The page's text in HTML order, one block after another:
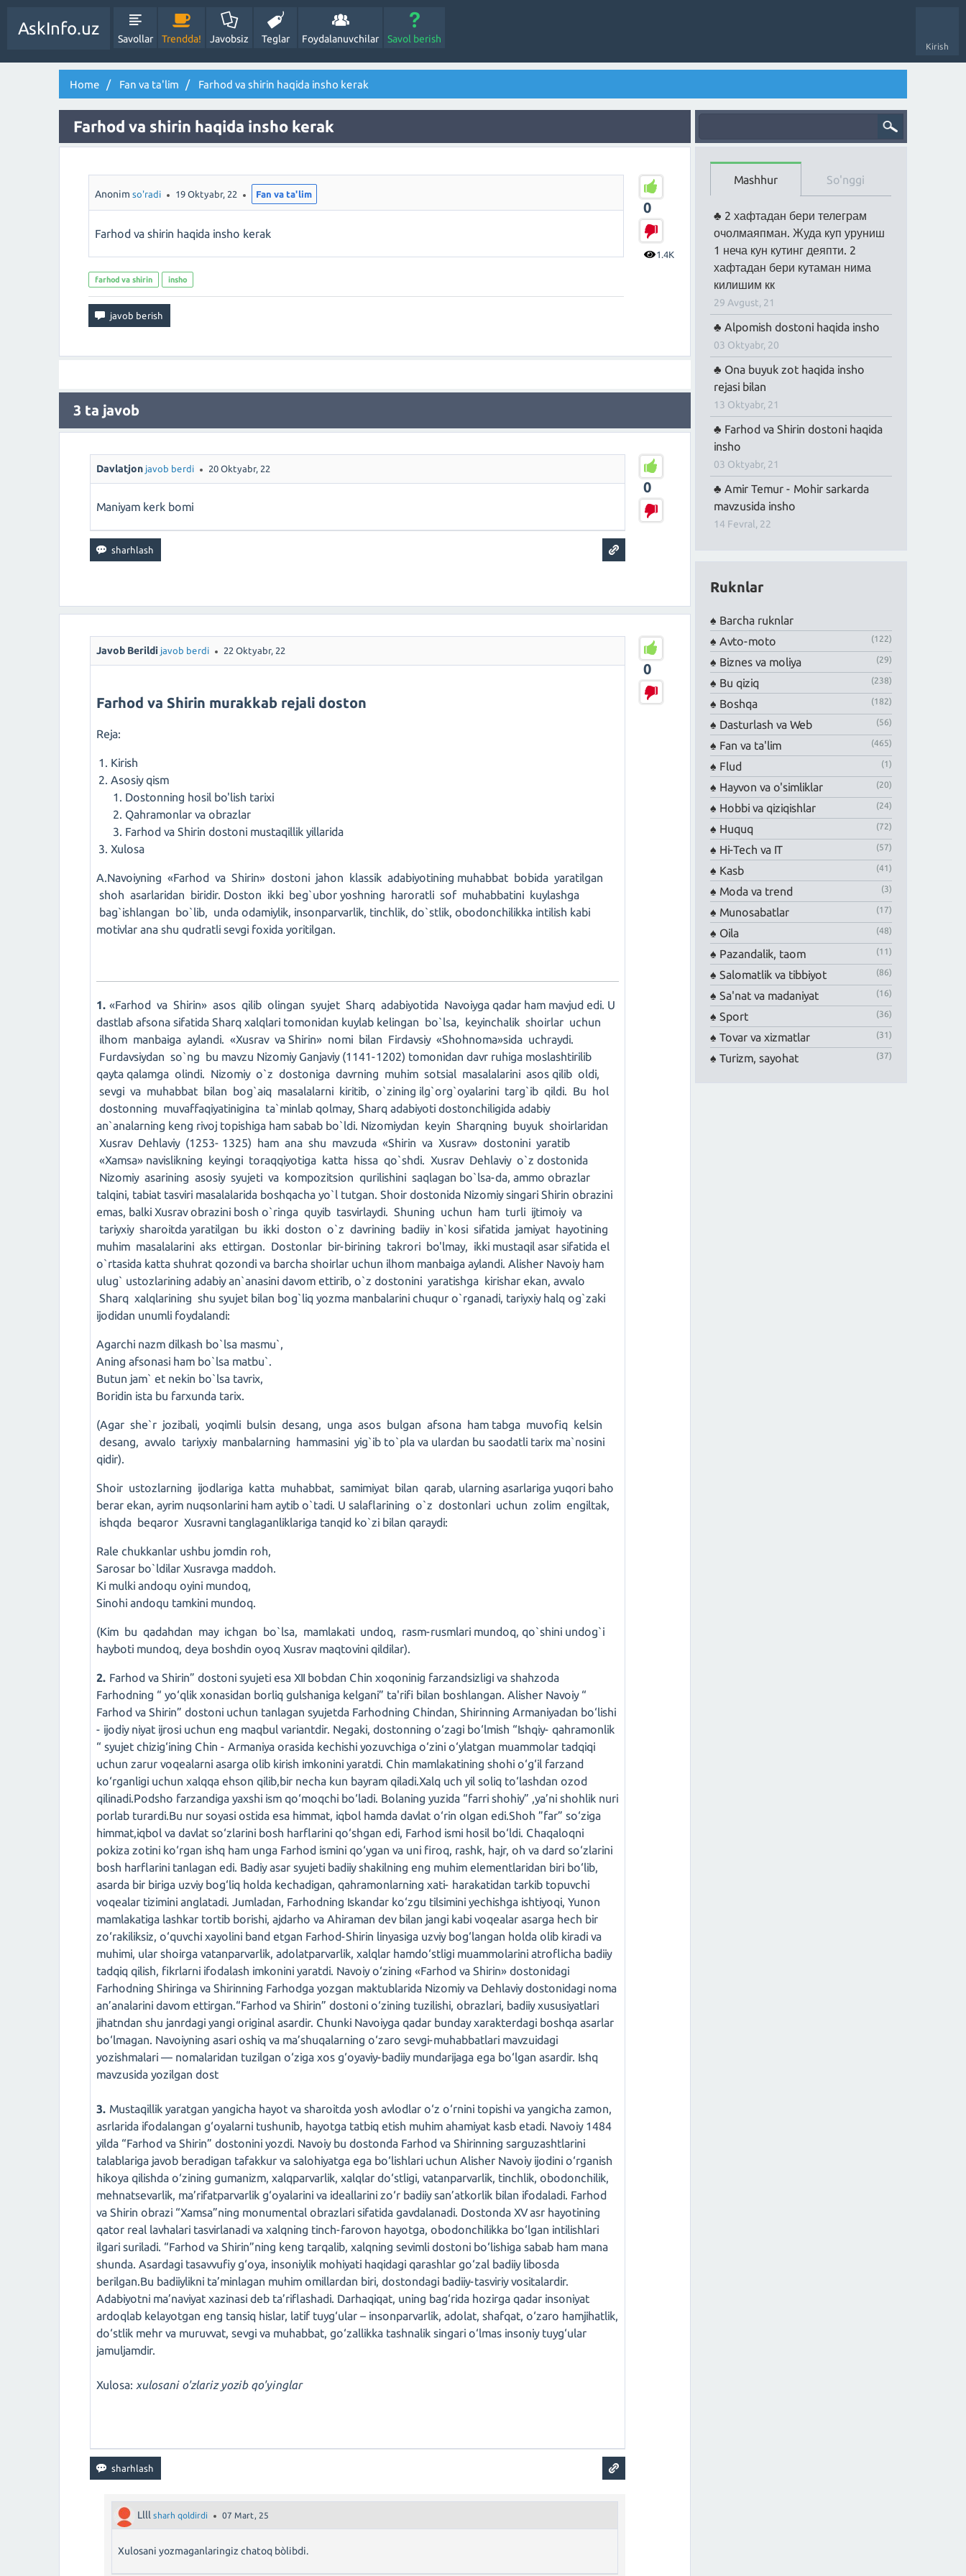
Kirish
AskInfo.uz
Savollar Trendda! Javobsiz Teglar Foydalanuvchilar Savol berish
Home Fan va ta'lim Farhod va shirin haqida insho kerak
Farhod va shirin haqida insho kerak
0
1.4K
Anonim so'radi 19 Oktyabr, 22 Fan va ta'lim
Farhod va shirin haqida insho kerak
farhod va shirin insho
3 ta javob
0
Davlatjon javob berdi 20 Oktyabr, 22
Maniyam kerk bomi
0
Javob Berildi javob berdi 22 Oktyabr, 22
Farhod va Shirin murakkab rejali doston
Reja:
Kirish
Asosiy qism
Dostonning hosil bo'lish tarixi
Qahramonlar va obrazlar
Farhod va Shirin dostoni mustaqillik yillarida
Xulosa
A.Navoiyning «Farhod va Shirin» dostoni jahon klassik adabiyotining muhabbat bobida yaratilgan
shoh asarlaridan biridir. Doston ikki beg`ubor yoshning haroratli sof muhabbatini kuylashga
bag`ishlangan bo`lib, unda odamiylik, insonparvarlik, tinchlik, do`stlik, obodonchilikka intilish kabi
motivlar ana shu qudratli sevgi foxida yoritilgan.
1.«Farhod va Shirin» asos qilib olingan syujet Sharq adabiyotida Navoiyga qadar ham mavjud edi. U
dastlab afsona sifatida Sharq xalqlari tomonidan kuylab kelingan bo`lsa, keyinchalik shoirlar uchun
ilhom manbaiga aylandi. «Xusrav va Shirin» nomi bilan Firdavsiy «Shohnoma»sida uchraydi.
Furdavsiydan so`ng bu mavzu Nizomiy Ganjaviy (1141-1202) tomonidan davr ruhiga moslashtirilib
qayta qalamga olindi. Nizomiy o`z dostoniga davrning muhim sotsial masalalarini asos qilib oldi,
sevgi va muhabbat bilan bog`aiq masalalarni kiritib, o`zining ilg`org`oyalarini targ`ib qildi. Bu hol
dostonning muvaffaqiyatinigina ta`minlab qolmay, Sharq adabiyoti dostonchiligida adabiy
an`analarning keng rivoj topishiga ham sabab bo`ldi. Nizomiydan keyin Sharqning buyuk shoirlaridan
Xusrav Dehlaviy (1253- 1325) ham ana shu mavzuda «Shirin va Xusrav» dostonini yaratib
«Xamsa» navislikning keyingi toraqqiyotiga katta hissa qo`shdi. Xusrav Dehlaviy o`z dostonida
Nizomiy asarining asosiy syujeti va kompozitsion qurilishini saqlagan bo`lsa-da, ammo obrazlar
talqini, tabiat tasviri masalalarida boshqacha yo`l tutgan. Shoir dostonida Nizomiy singari Shirin obrazini
emas, balki Xusrav obrazini bosh o`ringa quyib tasvirlaydi. Shuning uchun ham turli ijtimoiy va
tariyxiy sharoitda yaratilgan bu ikki doston o`z davrining badiiy in`kosi sifatida jamiyat hayotining
muhim masalalarini aks ettirgan. Dostonlar bir-birining takrori bo'lmay, ikki mustaqil asar sifatida el
o`rtasida katta shuhrat qozondi va barcha shoirlar uchun ilhom manbaiga aylandi. Alisher Navoiy ham
ulug` ustozlarining adabiy an`anasini davom ettirib, o`z dostonini yaratishga kirishar ekan, avvalo
Sharq xalqlarining shu syujet bilan bog`liq yozma manbalarini chuqur o`rganadi, tariyxiy halq og`zaki
ijodidan unumli foydalandi:
Agarchi nazm dilkash bo`lsa masmu`,
Aning afsonasi ham bo`lsa matbu`.
Butun jam` et nekin bo`lsa tavrix,
Boridin ista bu farxunda tarix.
(Agar she`r jozibali, yoqimli bulsin desang, unga asos bulgan afsona ham tabga muvofiq kelsin
desang, avvalo tariyxiy manbalarning hammasini yig`ib to`pla va ulardan bu saodatli tarix ma`nosini
qidir).
Shoir ustozlarning ijodlariga katta muhabbat, samimiyat bilan qarab, ularning asarlariga yuqori baho
berar ekan, ayrim nuqsonlarini ham aytib o`tadi. U salaflarining o`z dostonlari uchun zolim engiltak,
ishqda beqaror Xusravni tanglaganliklariga tanqid ko`zi bilan qaraydi:
Rale chukkanlar ushbu jomdin roh,
Sarosar bo`ldilar Xusravga maddoh.
Ki mulki andoqu oyini mundoq,
Sinohi andoqu tamkini mundoq.
(Kim bu qadahdan may ichgan bo`lsa, mamlakati undoq, rasm-rusmlari mundoq, qo`shini undog`i
hayboti mundoq, deya boshdin oyoq Xusrav maqtovini qildilar).
2. Farhod va Shirin” dostoni syujeti esa XII bobdan Chin xoqoninig farzandsizligi va shahzoda
Farhodning “ yo‘qlik xonasidan borliq gulshaniga kelgani” ta'rifi bilan boshlangan. Alisher Navoiy “
Farhod va Shirin” dostoni uchun tanlagan syujetda Farhodning Chindan, Shirinning Armaniyadan bo‘lishi
- ijodiy niyat ijrosi uchun eng maqbul variantdir. Negaki, dostonning o‘zagi bo‘lmish “Ishqiy- qahramonlik
“ syujet chizig‘ining Chin - Armaniya orasida kechishi yozuvchiga o‘zini o‘ylatgan muammolar tadqiqi
uchun zarur voqealarni asarga olib kirish imkonini yaratdi. Chin mamlakatining shohi o‘g‘il farzand
ko‘rganligi uchun xalqqa ehson qilib,bir necha kun bayram qiladi.Xalq uch yil soliq to‘lashdan ozod
qilinadi.Podsho farzandiga yaxshi ism qo‘moqchi bo‘ladi. Bolaning yuzida “farri shohiy” ,ya’ni shohlik nuri
porlab turardi.Bu nur soyasi ostida esa himmat, iqbol hamda davlat o‘rin olgan edi.Shoh ”far” so‘ziga
himmat,iqbol va davlat so‘zlarini bosh harflarini qo‘shgan edi, Farhod ismi hosil bo‘ldi. Chaqaloqni
pokiza zotini ko‘rgan ishq ham unga Farhod ismini qo‘ygan va uni firoq, rashk, hajr, oh va dard so‘zlarini
bosh harflarini tanlagan edi. Badiy asar syujeti badiiy shakilning eng muhim elementlaridan biri bo‘lib,
asarda bir biriga uzviy bog‘liq holda kechadigan, qahramonlarning xati- harakatidan tarkib topuvchi
voqealar tizimini anglatadi. Jumladan, Farhodning Iskandar ko‘zgu tilsimini yechishga ishtiyoqi, Yunon
mamlakatiga lashkar tortib borishi, ajdarho va Ahiraman dev bilan jangi kabi voqealar asarga hech bir
zo‘rakiliksiz, o‘quvchi xayolini band etgan Farhod-Shirin linyasiga uzviy bog‘langan holda olib kiradi va
muhimi, ular shoirga vatanparvarlik, adolatparvarlik, xalqlar hamdo‘stligi muammolarini atroflicha badiiy
tadqiq qilish, fikrlarni ifodalash imkonini yaratdi. Navoiy o‘zining «Farhod va Shirin» dostonidagi
Farhodning Shiringa va Shirinning Farhodga yozgan maktublarida Nizomiy va Dehlaviy dostonidagi noma
an’analarini davom ettirgan.“Farhod va Shirin” dostoni o‘zining tuzilishi, obrazlari, badiiy xususiyatlari
jihatndan shu janrdagi yangi original asardir. Chunki Navoiyga qadar bunday xarakterdagi boshqa asarlar
bo‘lmagan. Navoiyning asari oshiq va ma’shuqalarning o‘zaro sevgi-muhabbatlari mavzuidagi
yozishmalari — nomalaridan tuzilgan o‘ziga xos g‘oyaviy-badiiy mundarijaga ega bo‘lgan asardir. Ishq
mavzusida yozilgan dost
3. Mustaqillik yaratgan yangicha hayot va sharoitda yosh avlodlar o‘z o‘rnini topishi va yangicha zamon,
asrlarida ifodalangan g‘oyalarni tushunib, hayotga tatbiq etish muhim ahamiyat kasb etadi. Navoiy 1484
yilda “Farhod va Shirin” dostonini yozdi. Navoiy bu dostonda Farhod va Shirinning sarguzashtlarini
talablariga javob beradigan tafakkur va salohiyatga ega bo‘lishlari uchun Alisher Navoiy ijodini o‘rganish
hikoya qilishda o‘zining gumanizm, xalqparvarlik, xalqlar do‘stligi, vatanparvarlik, tinchlik, obodonchilik,
mehnatsevarlik, ma’rifatparvarlik g‘oyalarini va ideallarini zo‘r badiiy san’atkorlik bilan ifodaladi. Farhod
va Shirin obrazi “Xamsa”ning monumental obrazlari sifatida gavdalanadi. Dostonda XV asr hayotining
qator real lavhalari tasvirlanadi va xalqning tinch-farovon hayotga, obodonchilikka bo‘lgan intilishlari
ilgari suriladi. “Farhod va Shirin”ning keng tarqalib, xalqning sevimli dostoni bo‘lishiga sabab ham mana
shunda. Asardagi tasavvufiy g‘oya, insoniylik mohiyati haqidagi qarashlar go‘zal badiiy libosda
berilgan.Bu badiiylikni ta’minlagan muhim omillardan biri, dostondagi badiiy-tasviriy vositalardir.
Adabiyotni ma’naviyat xazinasi deb ta’riflashadi. Darhaqiqat, uning bag‘rida hozirga qadar insoniyat
ardoqlab kelayotgan eng tansiq hislar, latif tuyg‘ular – insonparvarlik, adolat, shafqat, o‘zaro hamjihatlik,
do‘stlik mehr va muruvvat, sevgi va muhabbat, go‘zallikka tashnalik singari o‘lmas insoniy tuyg‘ular
jamuljamdir.
Xulosa: xulosani o'zlariz yozib qo'yinglar
Llll sharh qoldirdi 07 Mart, 25
Xulosani yozmaganlaringiz chatoq bòlibdi.
Mashhur So'nggi
2 хафтадан бери телеграм
очолмаяпман. Жуда куп уруниш
1 неча кун кутинг деяпти. 2
хафтадан бери кутаман нима
килишим кк
29 Avgust, 21
Alpomish dostoni haqida insho
03 Oktyabr, 20
Ona buyuk zot haqida insho
rejasi bilan
13 Oktyabr, 21
Farhod va Shirin dostoni haqida
insho
03 Oktyabr, 21
Amir Temur - Mohir sarkarda
mavzusida insho
14 Fevral, 22
Ruknlar
Barcha ruknlar
Avto-moto
(122)
Biznes va moliya (29)
Bu qiziq (238)
Boshqa (182)
Dasturlash va Web (56)
Fan va ta'lim (465)
Flud (1)
Hayvon va o'simliklar (20)
Hobbi va qiziqishlar (24)
Huquq (72)
Hi-Tech va IT (57)
Kasb (41)
Moda va trend (3)
Munosabatlar (17)
Oila (48)
Pazandalik, taom (11)
Salomatlik va tibbiyot (86)
Sa'nat va madaniyat (16)
Sport (36)
Tovar va xizmatlar (31)
Turizm, sayohat (37)